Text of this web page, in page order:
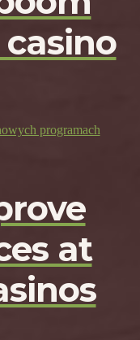
casino
programach
at